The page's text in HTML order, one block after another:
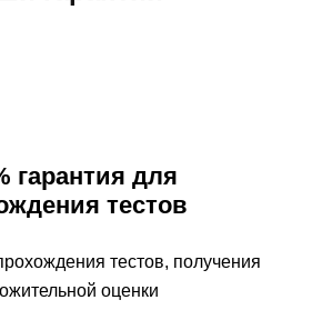
гарантия для
тестов
тестов, получения
оценки